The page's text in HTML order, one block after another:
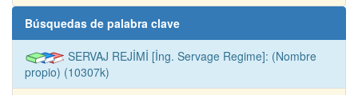
Búsquedas de palabra clave
SERVAJ REJİMİ [İng. Servage Regime]: (Nombre
propio) (10307k)